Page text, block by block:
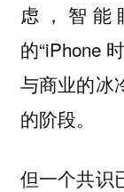
虑，智能
的“iPhone
与商业的冰
的阶段。
但一个共识